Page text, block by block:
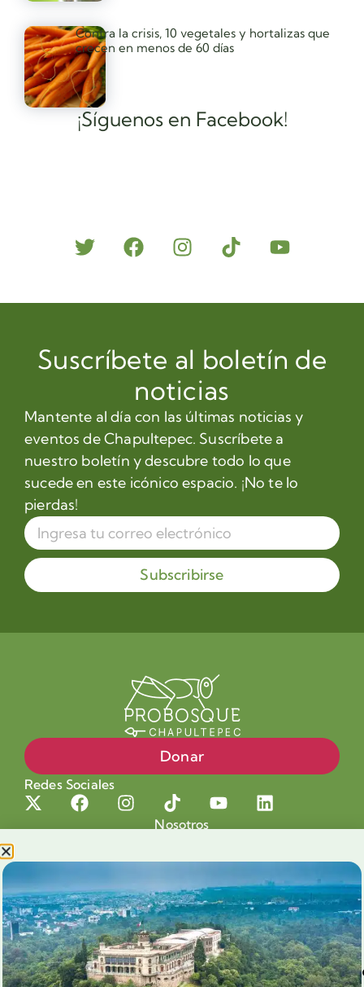
¡Síguenos en Facebook!
Contra la crisis, 10 vegetales y hortalizas que
crecen en menos de 60 días
Suscríbete al boletín de
noticias
Mantente al día con las últimas noticias y
eventos de Chapultepec. Suscríbete a
nuestro boletín y descubre todo lo que
sucede en este icónico espacio. ¡No te lo
pierdas!
Subscribirse
Donar
Redes Sociales
Nosotros
Nuestra Causa
Productos con Causa
Blog
Voluntariado Chapultepec